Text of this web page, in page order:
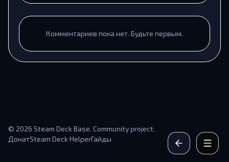
Комментариев пока нет. Будьте первым.
© 2026 Steam Deck Base. Community project.
ДонатSteam Deck HelperГайды